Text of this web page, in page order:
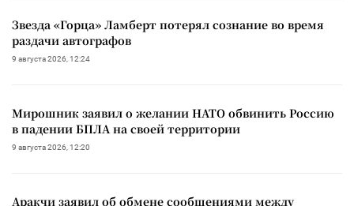
Звезда «Горца» Ламберт потерял сознание во время
раздачи автографов
9 августа 2026, 12:24
Мирошник заявил о желании НАТО обвинить Россию
в падении БПЛА на своей территории
9 августа 2026, 12:20
Аракчи заявил об обмене сообщениями между